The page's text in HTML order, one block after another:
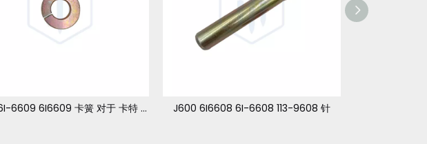
J600 6I-6609 6I6609 卡簧 对于 卡特 365 J600 6I6608 6I-6608 113-9608 针